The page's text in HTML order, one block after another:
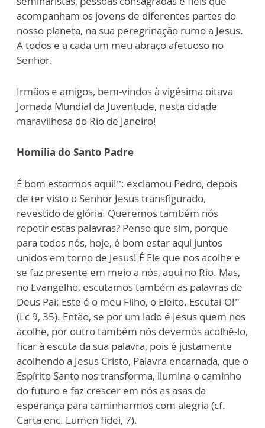
acompanham os jovens de diferentes partes do
nosso planeta, na sua peregrinação rumo a Jesus.
A todos e a cada um meu abraço afetuoso no
Senhor.
Irmãos e amigos, bem-vindos à vigésima oitava
Jornada Mundial da Juventude, nesta cidade
maravilhosa do Rio de Janeiro!
Homilia do Santo Padre
É bom estarmos aqui!”: exclamou Pedro, depois
de ter visto o Senhor Jesus transfigurado,
revestido de glória. Queremos também nós
repetir estas palavras? Penso que sim, porque
para todos nós, hoje, é bom estar aqui juntos
unidos em torno de Jesus! É Ele que nos acolhe e
se faz presente em meio a nós, aqui no Rio. Mas,
no Evangelho, escutamos também as palavras de
Deus Pai: Este é o meu Filho, o Eleito. Escutai-O!”
(Lc 9, 35). Então, se por um lado é Jesus quem nos
acolhe, por outro também nós devemos acolhê-lo,
ficar à escuta da sua palavra, pois é justamente
acolhendo a Jesus Cristo, Palavra encarnada, que o
Espírito Santo nos transforma, ilumina o caminho
do futuro e faz crescer em nós as asas da
esperança para caminharmos com alegria (cf.
Carta enc. Lumen fidei, 7).